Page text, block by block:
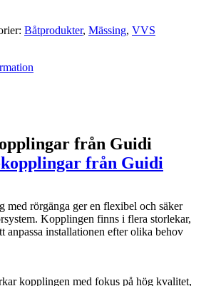
Båtprodukter, Mässing, VVS
från Guidi
med rörgänga ger en flexibel och säker
Kopplingen finns i flera storlekar,
anpassa installationen efter olika behov
kopplingen med fokus på hög kvalitet,